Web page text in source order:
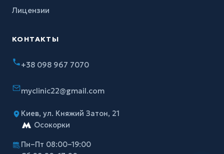
Лицензии
КОНТАКТЫ
+38 098 967 7070
myclinic22@gmail.com
Киев, ул. Княжий Затон, 21
Осокорки
Пн–Пт 08:00–19:00